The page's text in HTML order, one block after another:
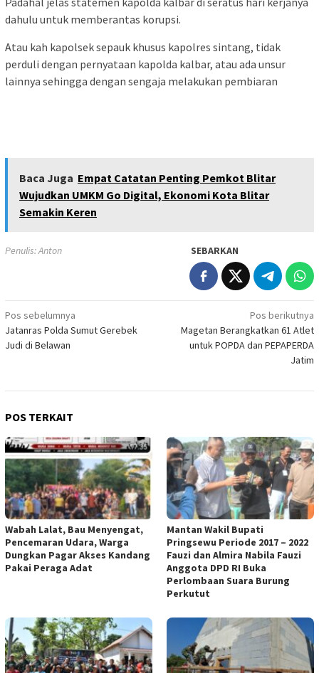
dahulu untuk memberantas korupsi.
Atau kah kapolsek sepauk khusus kapolres sintang, tidak
perduli dengan pernyataan kapolda kalbar, atau ada unsur
lainnya sehingga dengan sengaja melakukan pembiaran
Baca Juga Empat Catatan Penting Pemkot Blitar
Wujudkan UMKM Go Digital, Ekonomi Kota Blitar
Semakin Keren
Penulis: Anton SEBARKAN
Navigasi
pos
Pos sebelumnya
Jatanras Polda Sumut Gerebek
Judi di Belawan
Pos berikutnya
Magetan Berangkatkan 61 Atlet
untuk POPDA dan PEPAPERDA
Jatim
POS TERKAIT
Wabah Lalat, Bau Menyengat,
Pencemaran Udara, Warga
Dungkan Pagar Akses Kandang
Pakai Peraga Adat
Mantan Wakil Bupati
Pringsewu Periode 2017 – 2022
Fauzi dan Almira Nabila Fauzi
Anggota DPD RI Buka
Perlombaan Suara Burung
Perkutut